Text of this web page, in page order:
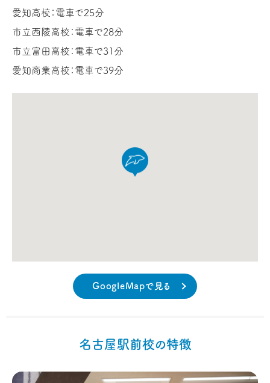
GoogleMapで見る
愛知高校：電車で25分
市立西陵高校：電車で28分
市立富田高校：電車で31分
愛知商業高校：電車で39分
名古屋駅前校の特徴